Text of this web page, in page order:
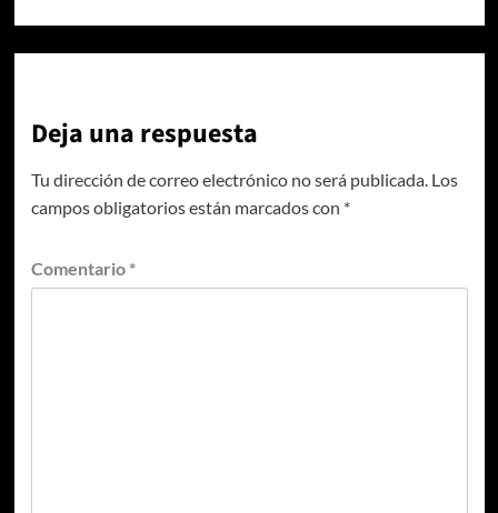
Deja una respuesta
Tu dirección de correo electrónico no será publicada. Los
campos obligatorios están marcados con *
Comentario *